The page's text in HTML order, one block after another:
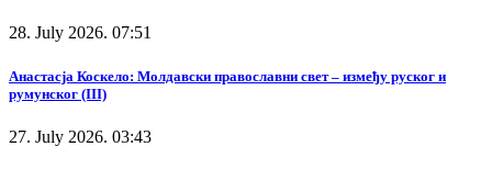
28. July 2026. 07:51
Анастасја Коскело: Молдавски православни свет – између руског и
румунског (III)
27. July 2026. 03:43